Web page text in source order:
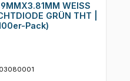
WEISS
GRÜN THT |
Pack)